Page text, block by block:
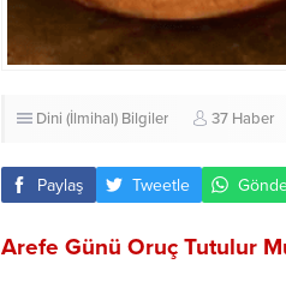
Dini (İlmihal) Bilgiler 37 Haber
Paylaş Tweetle
Arefe Günü Oruç Tutulur